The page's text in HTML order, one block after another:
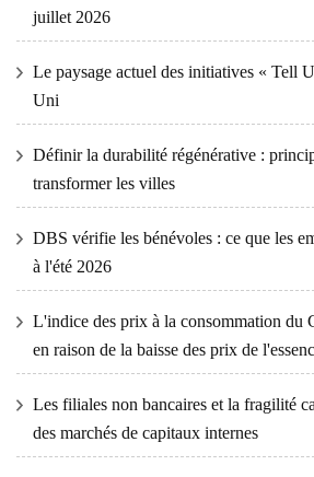
juillet 2026
Le paysage actuel des initiatives « Tell
Uni
Définir la durabilité régénérative :
transformer les villes
DBS vérifie les bénévoles : ce que les
à l'été 2026
L'indice des prix à la consommation du
en raison de la baisse des prix de
Les filiales non bancaires et la fragilité
des marchés de capitaux internes